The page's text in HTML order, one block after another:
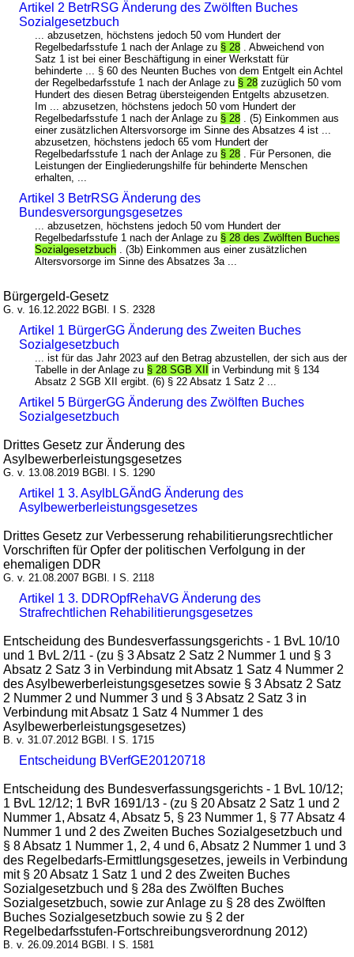
Artikel 2 BetrRSG Änderung des Zwölften Buches
Sozialgesetzbuch
... abzusetzen, höchstens jedoch 50 vom Hundert der
Regelbedarfsstufe 1 nach der Anlage zu § 28 . Abweichend von
Satz 1 ist bei einer Beschäftigung in einer Werkstatt für
behinderte ... § 60 des Neunten Buches von dem Entgelt ein Achtel
der Regelbedarfsstufe 1 nach der Anlage zu § 28 zuzüglich 50 vom
Hundert des diesen Betrag übersteigenden Entgelts abzusetzen.
Im ... abzusetzen, höchstens jedoch 50 vom Hundert der
Regelbedarfsstufe 1 nach der Anlage zu § 28 . (5) Einkommen aus
einer zusätzlichen Altersvorsorge im Sinne des Absatzes 4 ist ...
abzusetzen, höchstens jedoch 65 vom Hundert der
Regelbedarfsstufe 1 nach der Anlage zu § 28 . Für Personen, die
Leistungen der Eingliederungshilfe für behinderte Menschen
erhalten, ...
Artikel 3 BetrRSG Änderung des
Bundesversorgungsgesetzes
... abzusetzen, höchstens jedoch 50 vom Hundert der
Regelbedarfsstufe 1 nach der Anlage zu § 28 des Zwölften Buches
Sozialgesetzbuch . (3b) Einkommen aus einer zusätzlichen
Altersvorsorge im Sinne des Absatzes 3a ...
Bürgergeld-Gesetz
G. v. 16.12.2022 BGBl. I S. 2328
Artikel 1 BürgerGG Änderung des Zweiten Buches
Sozialgesetzbuch
... ist für das Jahr 2023 auf den Betrag abzustellen, der sich aus der
Tabelle in der Anlage zu § 28 SGB XII
in Verbindung mit § 134
Absatz 2 SGB XII ergibt. (6) § 22 Absatz 1 Satz 2 ...
Artikel 5 BürgerGG Änderung des Zwölften Buches
Sozialgesetzbuch
Drittes Gesetz zur Änderung des
Asylbewerberleistungsgesetzes
G. v. 13.08.2019 BGBl. I S. 1290
Artikel 1 3. AsylbLGÄndG Änderung des
Asylbewerberleistungsgesetzes
Drittes Gesetz zur Verbesserung rehabilitierungsrechtlicher
Vorschriften für Opfer der politischen Verfolgung in der
ehemaligen DDR
G. v. 21.08.2007 BGBl. I S. 2118
Artikel 1 3. DDROpfRehaVG Änderung des
Strafrechtlichen Rehabilitierungsgesetzes
Entscheidung des Bundesverfassungsgerichts - 1 BvL 10/10
und 1 BvL 2/11 - (zu § 3 Absatz 2 Satz 2 Nummer 1 und § 3
Absatz 2 Satz 3 in Verbindung mit Absatz 1 Satz 4 Nummer 2
des Asylbewerberleistungsgesetzes sowie § 3 Absatz 2 Satz
2 Nummer 2 und Nummer 3 und § 3 Absatz 2 Satz 3 in
Verbindung mit Absatz 1 Satz 4 Nummer 1 des
Asylbewerberleistungsgesetzes)
B. v. 31.07.2012 BGBl. I S. 1715
Entscheidung BVerfGE20120718
Entscheidung des Bundesverfassungsgerichts - 1 BvL 10/12;
1 BvL 12/12; 1 BvR 1691/13 - (zu § 20 Absatz 2 Satz 1 und 2
Nummer 1, Absatz 4, Absatz 5, § 23 Nummer 1, § 77 Absatz 4
Nummer 1 und 2 des Zweiten Buches Sozialgesetzbuch und
§ 8 Absatz 1 Nummer 1, 2, 4 und 6, Absatz 2 Nummer 1 und 3
des Regelbedarfs-Ermittlungsgesetzes, jeweils in Verbindung
mit § 20 Absatz 1 Satz 1 und 2 des Zweiten Buches
Sozialgesetzbuch und § 28a des Zwölften Buches
Sozialgesetzbuch, sowie zur Anlage zu § 28 des Zwölften
Buches Sozialgesetzbuch sowie zu § 2 der
Regelbedarfsstufen-Fortschreibungsverordnung 2012)
B. v. 26.09.2014 BGBl. I S. 1581